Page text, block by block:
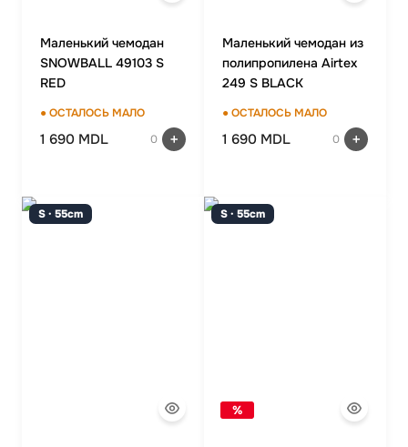
Маленький чемодан
SNOWBALL 49103 S
RED
● ОСТАЛОСЬ МАЛО
1 690 MDL 0
Маленький чемодан из
полипропилена Airtex
249 S BLACK
● ОСТАЛОСЬ МАЛО
1 690 MDL 0
S · 55cm S · 55cm
%